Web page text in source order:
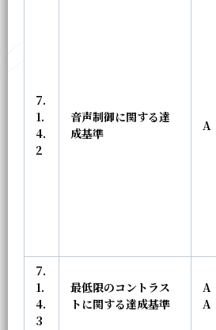
7.
1.
4.
2
音声制御に関する達
成基準
A
7.
1.
4.
3
最低限のコントラス
トに関する達成基準
A
A